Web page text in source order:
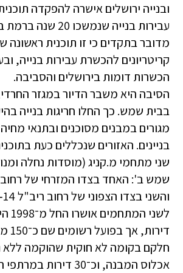
ובנייה ירושלים אישרה להפקדה
עבירות בנייה שנמשכו
מדובר בתקדים כי זו תוכנית ראשונה
קריטריונים להכשרת עבירות בנייה,
הכשרות דומות בירושלים והסביבה.
הסיבה היא משבר הדיור במגזר
בבית שמש. כך החלו חריגות בנייה
מגורים במבנים מסוכנים ובתנאי
בניינים. האזורים שנכללים כעת
שני מתחמי מ.קניג (מוסדות נחלה
והשני בצדו הצפוני של רחוב ריב"ל 14‑52.
חלקם בקומה לא חוקית שהוקמה ללא
אכלוס המבנה, וכ־30